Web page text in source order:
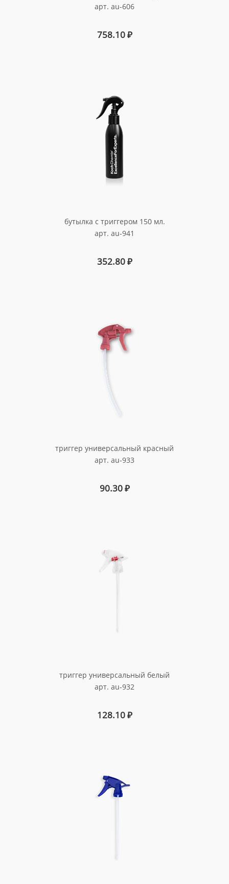
арт. au-606
758.10₽
бутылка с триггером 150 мл.
арт. au-941
352.80₽
триггер универсальный красный
арт. au-933
90.30₽
триггер универсальный белый
арт. au-932
128.10₽